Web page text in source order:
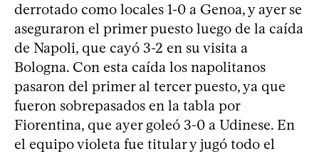
derrotado como locales 1-0 a Genoa, y ayer se
aseguraron el primer puesto luego de la caída
de Napoli, que cayó 3-2 en su visita a
Bologna. Con esta caída los napolitanos
pasaron del primer al tercer puesto, ya que
fueron sobrepasados en la tabla por
Fiorentina, que ayer goleó 3-0 a Udinese. En
el equipo violeta fue titular y jugó todo el